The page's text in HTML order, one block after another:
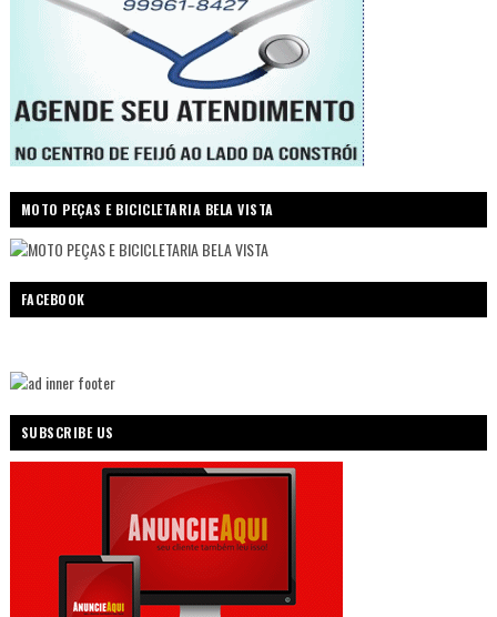
MOTO PEÇAS E BICICLETARIA BELA VISTA
FACEBOOK
SUBSCRIBE US